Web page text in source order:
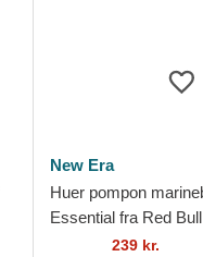
New Era
Huer pompon
Essential fra Red Bull
Racing Formula 1 af
239 kr.